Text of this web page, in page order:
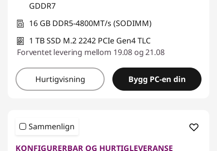
GDDR7
16 GB DDR5-4800MT/s (SODIMM)
1 TB SSD M.2 2242 PCIe Gen4 TLC
Forventet levering mellom 19.08 og 21.08
Hurtigvisning Bygg PC-en din
Sammenlign
KONFIGURERBAR OG HURTIGLEVERANSE